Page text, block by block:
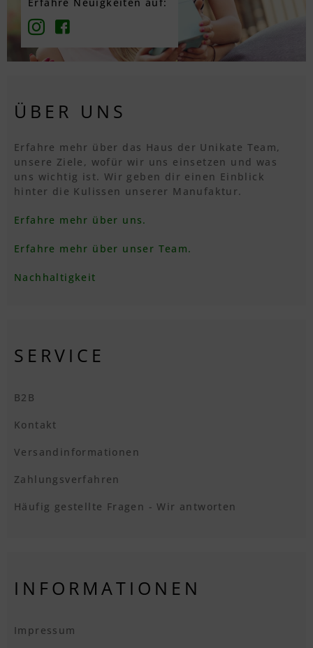
ÜBER UNS
Erfahre mehr über das Haus der Unikate Team,
unsere Ziele, wofür wir uns einsetzen und was
uns wichtig ist. Wir geben dir einen Einblick
hinter die Kulissen unserer Manufaktur.
Erfahre mehr über uns.
Erfahre mehr über unser Team.
Nachhaltigkeit
SERVICE
B2B
Kontakt
Versandinformationen
Zahlungsverfahren
Häufig gestellte Fragen - Wir antworten
INFORMATIONEN
Impressum